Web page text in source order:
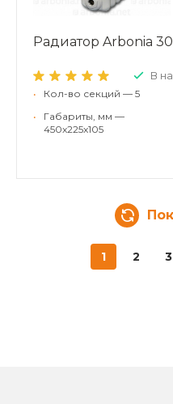
Радиатор Arbonia
В
•
Кол-во секций — 5
•
Габариты, мм —
450x225x105
1 2 3